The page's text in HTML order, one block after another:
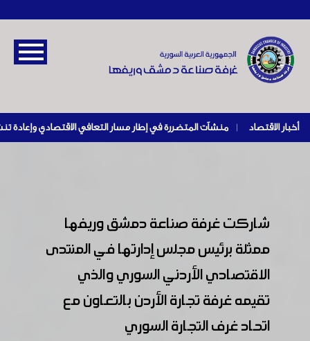
أخبار الاقتصاد |
شاركت غرفة صناعة دمشق وريفها
ممثلة برئيس مجلس إدارتها في المنتدى
الاقتصادي الأردني السوري والذي
تقيمه غرفة تجارة الأردن بالتعاون مع
اتحاد غرف التجارة السوري